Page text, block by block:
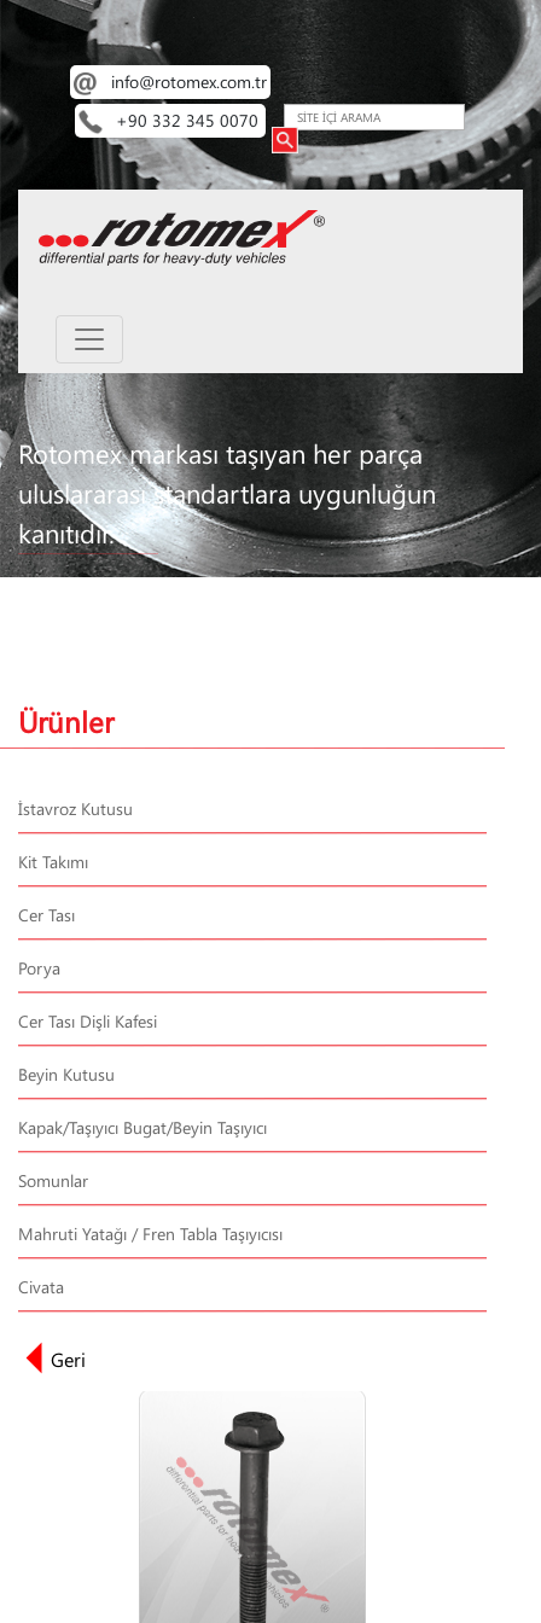
info@rotomex.com.tr
+90 332 345 0070
Rotomex markası taşıyan her parça
uluslararası standartlara uygunluğun
kanıtıdır.
Ürünler
İstavroz Kutusu
Kit Takımı
Cer Tası
Porya
Cer Tası Dişli Kafesi
Beyin Kutusu
Kapak/Taşıyıcı Bugat/Beyin Taşıyıcı
Somunlar
Mahruti Yatağı / Fren Tabla Taşıyıcısı
Civata